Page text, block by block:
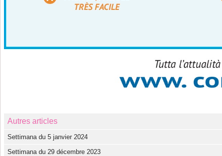
Autres articles
Settimana du 5 janvier 2024
Settimana du 29 décembre 2023